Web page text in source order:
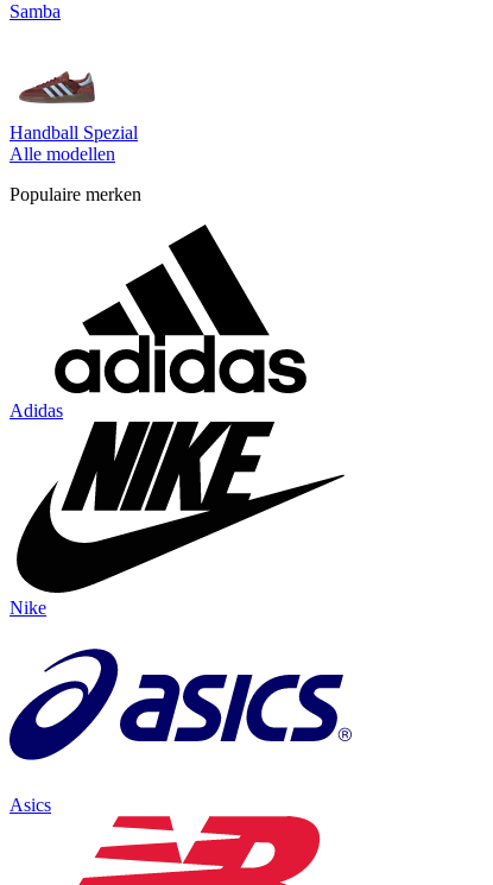
Samba
Handball Spezial
Alle modellen
Populaire merken
Adidas
Nike
Asics